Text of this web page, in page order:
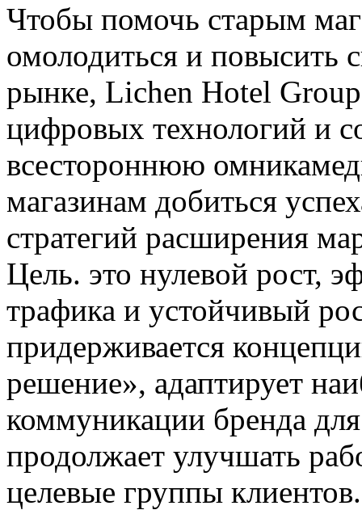
Чтобы помочь старым
омолодиться и повысить
рынке, Lichen Hotel
цифровых технологий и
всестороннюю
магазинам добиться
стратегий расширения
Цель. это нулевой рост,
трафика и устойчивый
придерживается
решение», адаптирует
коммуникации бренда
продолжает улучшать
целевые группы клиентов.